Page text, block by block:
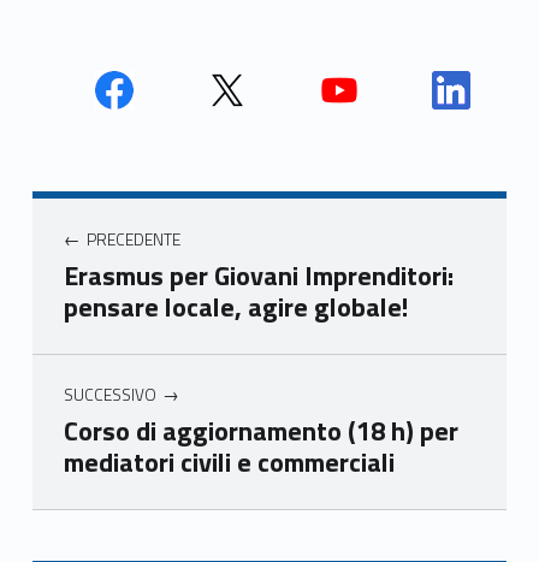
Unio
mer
e
Ven
Unio
e
Ven
Unio
e
Ven
Unio
e
Navigazione articoli
PRECEDENTE
Erasmus per Giovani Imprenditori:
pensare locale, agire globale!
SUCCESSIVO
Corso di aggiornamento (18 h) per
mediatori civili e commerciali
Skip back to main navigation